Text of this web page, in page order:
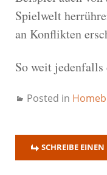
Spielwelt
an Konflikten
So weit jedenfalls
Posted in
SCHREIBE